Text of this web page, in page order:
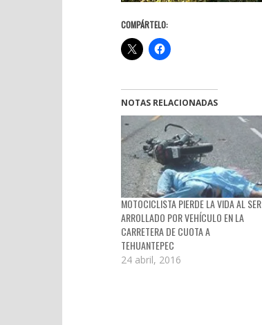
COMPÁRTELO:
NOTAS RELACIONADAS
MOTOCICLISTA PIERDE LA VIDA AL SER
ARROLLADO POR VEHÍCULO EN LA
CARRETERA DE CUOTA A
TEHUANTEPEC
24 abril, 2016